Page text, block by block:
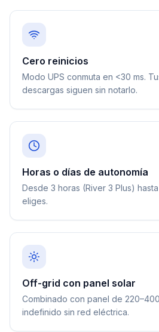
Cero reinicios
Modo UPS conmuta en <30 ms.
descargas siguen sin notarlo.
Horas o días de autonomía
Desde 3 horas (River 3 Plus)
eliges.
Off-grid con panel solar
Combinado con panel de
indefinido sin red eléctrica.